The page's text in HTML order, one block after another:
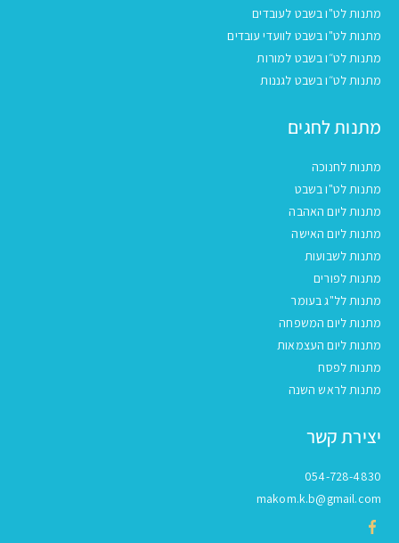
מתנות לט"ו בשבט לעובדים
מתנות לט"ו בשבט לוועדי עובדים
מתנות לט״ו בשבט למורות
מתנות לט״ו בשבט לגננות
מתנות לחגים
מתנות לחנוכה
מתנות לט"ו בשבט
מתנות ליום האהבה
מתנות ליום האישה
מתנות לשבועות
מתנות לפורים
מתנות לל"ג בעומר
מתנות ליום המשפחה
מתנות ליום העצמאות
מתנות לפסח
מתנות לראש השנה
יצירת קשר
054-728-4830
makom.k.b@gmail.com